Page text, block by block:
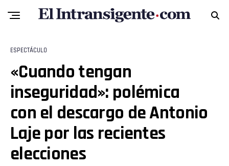
ESPECTÁCULO
«Cuando tengan
inseguridad»: polémica
con el descargo de Antonio
Laje por las recientes
elecciones